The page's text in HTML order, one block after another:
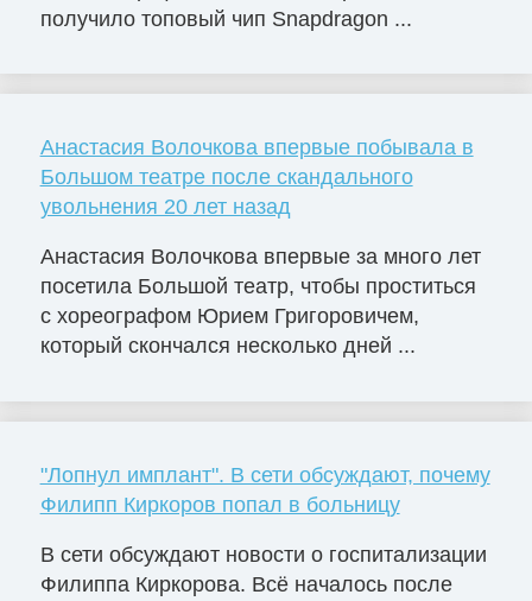
получило топовый чип Snapdragon ...
Анастасия Волочкова впервые побывала в
Большом театре после скандального
увольнения 20 лет назад
Анастасия Волочкова впервые за много лет
посетила Большой театр, чтобы проститься
с хореографом Юрием Григоровичем,
который скончался несколько дней ...
"Лопнул имплант". В сети обсуждают, почему
Филипп Киркоров попал в больницу
В сети обсуждают новости о госпитализации
Филиппа Киркорова. Всё началось после